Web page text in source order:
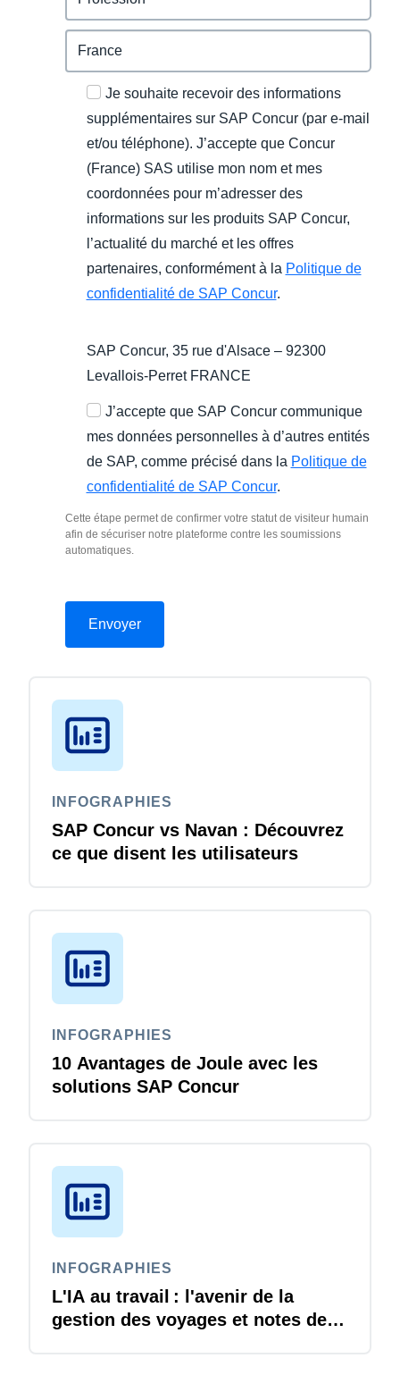
Je souhaite recevoir des informations
supplémentaires sur SAP Concur (par e-mail
et/ou téléphone). J’accepte que Concur
(France) SAS utilise mon nom et mes
coordonnées pour m’adresser des
informations sur les produits SAP Concur,
l’actualité du marché et les offres
partenaires, conformément à la Politique de
confidentialité de SAP Concur.
SAP Concur, 35 rue d'Alsace – 92300
Levallois-Perret FRANCE
J’accepte que SAP Concur communique
mes données personnelles à d’autres entités
de SAP, comme précisé dans la Politique de
confidentialité de SAP Concur.
Cette étape permet de confirmer votre statut de visiteur humain
afin de sécuriser notre plateforme contre les soumissions
automatiques.
INFOGRAPHIES
SAP Concur vs Navan : Découvrez
ce que disent les utilisateurs
INFOGRAPHIES
10 Avantages de Joule avec les
solutions SAP Concur
INFOGRAPHIES
L'IA au travail : l'avenir de la
gestion des voyages et notes de